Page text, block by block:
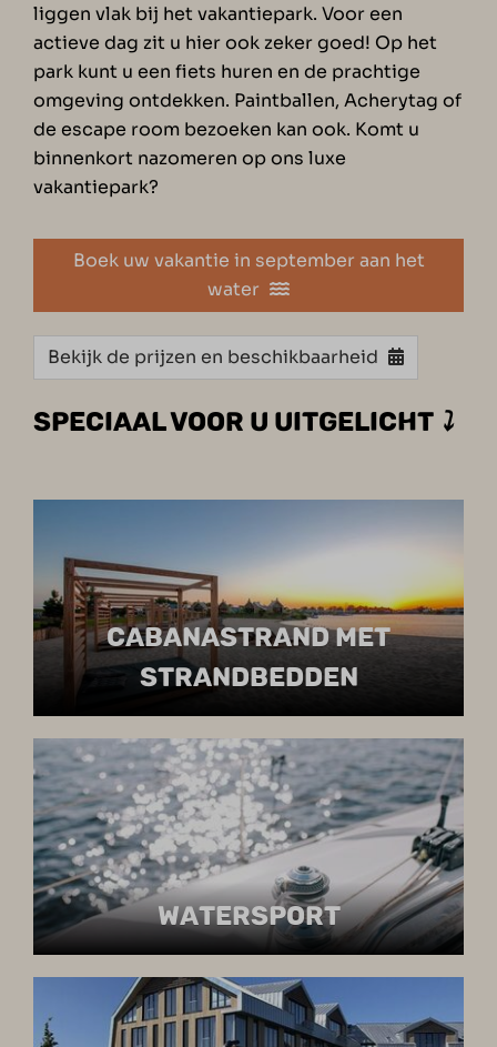
liggen vlak bij het vakantiepark. Voor een
actieve dag zit u hier ook zeker goed! Op het
park kunt u een fiets huren en de prachtige
omgeving ontdekken. Paintballen, Acherytag of
de escape room bezoeken kan ook. Komt u
binnenkort nazomeren op ons luxe
vakantiepark?
Boek uw vakantie in september aan het
water
Bekijk de prijzen en beschikbaarheid
SPECIAAL VOOR U UITGELICHT ⤵
CABANASTRAND MET
STRANDBEDDEN
WATERSPORT